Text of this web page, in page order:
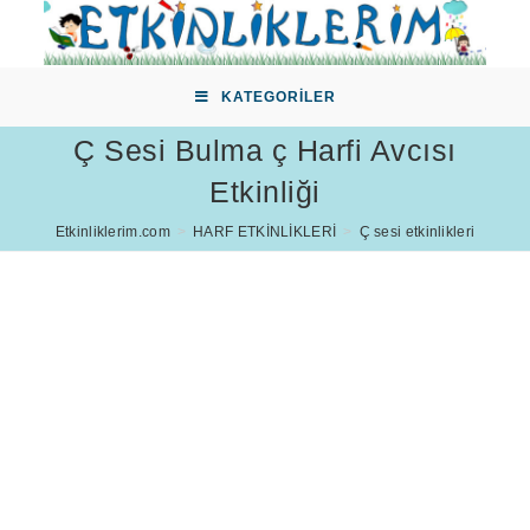
KATEGORILER
Ç Sesi Bulma ç Harfi Avcısı
Etkinliği
Etkinliklerim.com > HARF ETKİNLİKLERİ > Ç sesi etkinlikleri